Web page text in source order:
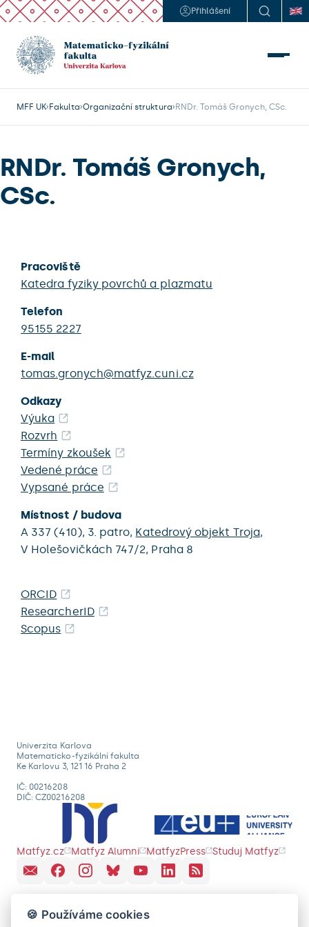
Přihlášení
MFF UK Fakulta Organizační struktura RNDr. Tomáš Gronych, CSc.
RNDr. Tomáš Gronych,
CSc.
Pracoviště
Katedra fyziky povrchů a plazmatu
Telefon
95155 2227
E-mail
tomas.gronych@matfyz.cuni.cz
Odkazy
Výuka
Rozvrh
Termíny zkoušek
Vedené práce
Vypsané práce
Místnost / budova
A 337 (410), 3. patro, Katedrový objekt Troja,
V Holešovičkách 747/2, Praha 8
ORCID
ResearcherID
Scopus
Univerzita Karlova
Matematicko-fyzikální fakulta
Ke Karlovu 3, 121 16 Praha 2
IČ: 00216208
DIČ: CZ00216208
Matfyz.cz Matfyz Alumni MatfyzPress Studuj Matfyz
🍪 Používáme cookies